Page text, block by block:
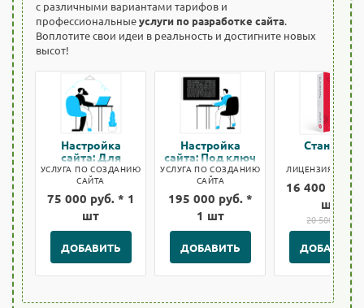
с различными вариантами тарифов и
профессиональныеуслуги по разработке сайта.
Воплотите свои идеи в реальность и достигните новых
высот!
Настройка
сайта: Для
быстрого старта
УСЛУГА ПО СОЗДАНИЮ
САЙТА
75 000 руб. * 1
шт
ДОБАВИТЬ
Настройка
сайта: Под ключ
УСЛУГА ПО СОЗДАНИЮ
САЙТА
195 000 руб. *
1 шт
ДОБАВИТЬ
Стандарт
ЛИЦЕНЗИЯ
16 400 руб.
шт
20 500 руб.
ДОБАВИТЬ